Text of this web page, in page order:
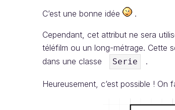
C’est une bonne idée .
Cependant, cet attribut ne sera
téléfilm ou un long-métrage. Cette
dans une classe
Serie .
Heureusement, c’est possible ! On